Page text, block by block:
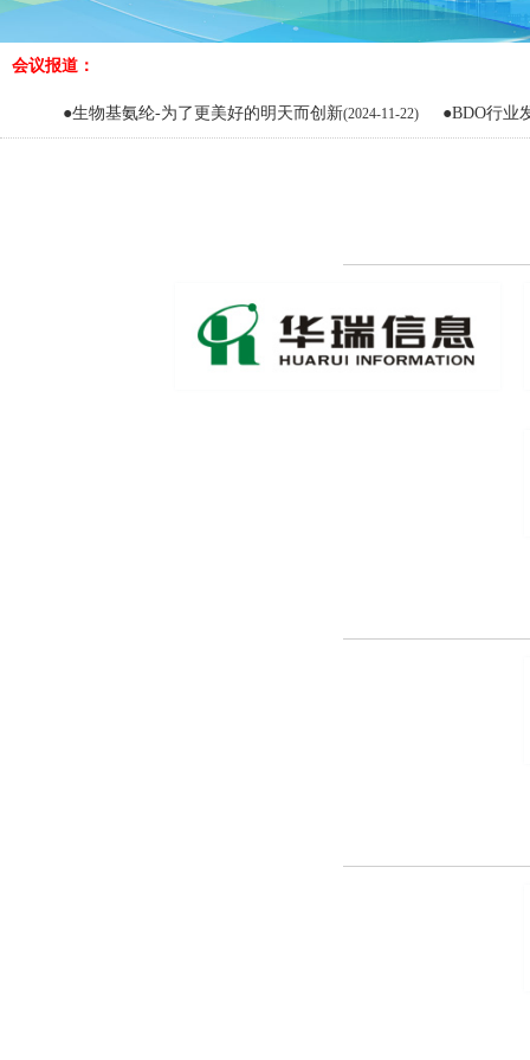
会议报道：
生物基氨纶-为了更美好的明天而创新 (2024-11-22) ●BDO行业发展现状